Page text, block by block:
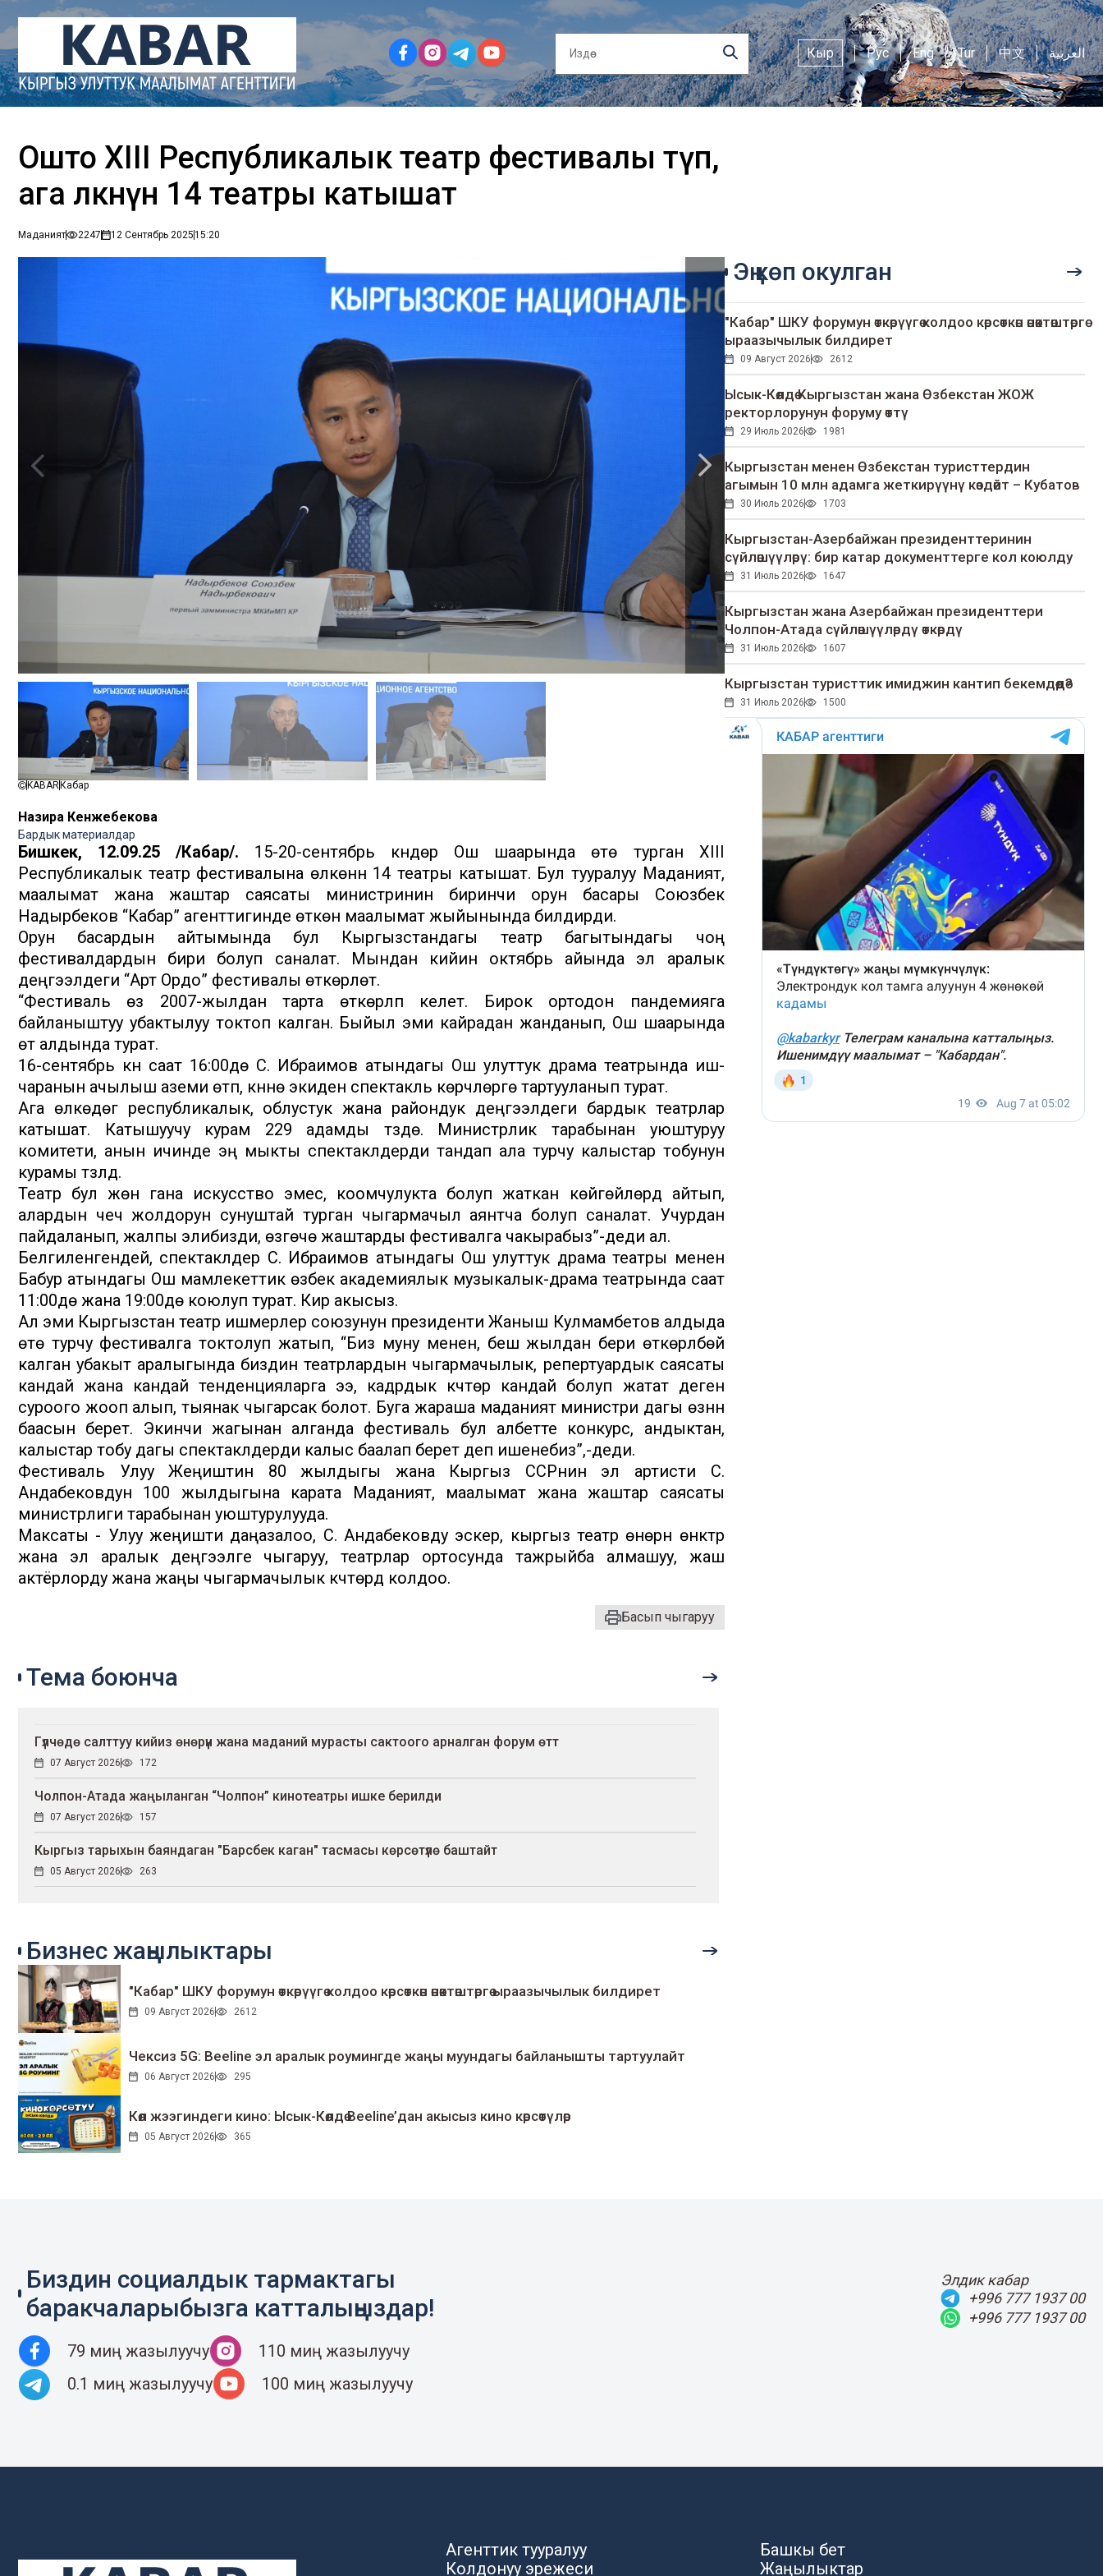
Кыр Рус Eng Tur 中文 العربية
Ошто XIII Республикалык театр фестивалы өтүп,
ага өлкөнүн 14 театры катышат
Маданият 2247 12 Сентябрь 202515:20
KABAR Кабар
Назира Кенжебекова
Бардык материалдар
Бишкек, 12.09.25 /Кабар/. 15-20-сентябрь күндөрү Ош шаарында өтө турган XIII
Республикалык театр фестивалына өлкөнүн 14 театры катышат. Бул тууралуу Маданият,
маалымат жана жаштар саясаты министринин биринчи орун басары Союзбек
Надырбеков “Кабар” агенттигинде өткөн маалымат жыйынында билдирди.
Орун басардын айтымында бул Кыргызстандагы театр багытындагы чоң
фестивалдардын бири болуп саналат. Мындан кийин октябрь айында эл аралык
деңгээлдеги “Арт Ордо” фестивалы өткөрүлөт.
“Фестиваль өзү 2007-жылдан тарта өткөрүлүп келет. Бирок ортодон пандемияга
байланыштуу убактылуу токтоп калган. Быйыл эми кайрадан жанданып, Ош шаарында
өтүү алдында турат.
16-сентябрь күнү саат 16:00дө С. Ибраимов атындагы Ош улуттук драма театрында иш-
чаранын ачылыш аземи өтүп, күнүнө экиден спектакль көрүүчүлөргө тартууланып турат.
Ага өлкөдөгү республикалык, облустук жана райондук деңгээлдеги бардык театрлар
катышат. Катышуучу курам 229 адамды түзүүдө. Министрлик тарабынан уюштуруу
комитети, анын ичинде эң мыкты спектаклдерди тандап ала турчу калыстар тобунун
курамы түзүлдү.
Театр бул жөн гана искусство эмес, коомчулукта болуп жаткан көйгөйлөрдү айтып,
алардын чечүү жолдорун сунуштай турган чыгармачыл аянтча болуп саналат. Учурдан
пайдаланып, жалпы элибизди, өзгөчө жаштарды фестивалга чакырабыз”-деди ал.
Белгиленгендей, спектаклдер С. Ибраимов атындагы Ош улуттук драма театры менен
Бабур атындагы Ош мамлекеттик өзбек академиялык музыкалык-драма театрында саат
11:00дө жана 19:00дө коюлуп турат. Кирүү акысыз.
Ал эми Кыргызстан театр ишмерлер союзунун президенти Жаныш Кулмамбетов алдыда
өтө турчу фестивалга токтолуп жатып, “Биз муну менен, беш жылдан бери өткөрүлбөй
калган убакыт аралыгында биздин театрлардын чыгармачылык, репертуардык саясаты
кандай жана кандай тенденцияларга ээ, кадрдык күчтөрү кандай болуп жатат деген
суроого жооп алып, тыянак чыгарсак болот. Буга жараша маданият министри дагы өзүнүн
баасын берет. Экинчи жагынан алганда фестиваль бул албетте конкурс, андыктан,
калыстар тобу дагы спектаклдерди калыс баалап берет деп ишенебиз”,-деди.
Фестиваль Улуу Жеңиштин 80 жылдыгы жана Кыргыз ССРнин эл артисти С.
Андабековдун 100 жылдыгына карата Маданият, маалымат жана жаштар саясаты
министрлиги тарабынан уюштурулууда.
Максаты - Улуу жеңишти даңазалоо, С. Андабековду эскерүү, кыргыз театр өнөрүн өнүктүрүү
жана эл аралык деңгээлге чыгаруу, театрлар ортосунда тажрыйба алмашуу, жаш
актёрлорду жана жаңы чыгармачылык күчтөрдү колдоо.
Басып чыгаруу
Эң көп окулган
"Кабар" ШКУ форумун өткөрүүгө колдоо көрсөткөн өнөктөштөргө
ыраазычылык билдирет
09 Август 2026 2612
Ысык-Көлдө Кыргызстан жана Өзбекстан ЖОЖ
ректорлорунун форуму өттү
29 Июль 2026 1981
Кыргызстан менен Өзбекстан туристтердин
агымын 10 млн адамга жеткирүүнү көздөйт – Кубатов
30 Июль 2026 1703
Кыргызстан-Азербайжан президенттеринин
сүйлөшүүлөрү: бир катар документтерге кол коюлду
31 Июль 2026 1647
Кыргызстан жана Азербайжан президенттери
Чолпон-Атада сүйлөшүүлөрдү өткөрдү
31 Июль 2026 1607
Кыргызстан туристтик имиджин кантип бекемдөөдө?
31 Июль 2026 1500
Тема боюнча
Гүлчөдө салттуу кийиз өнөрүн жана маданий мурасты сактоого арналган форум өттү
07 Август 2026 172
Чолпон-Атада жаңыланган “Чолпон” кинотеатры ишке берилди
07 Август 2026 157
Кыргыз тарыхын баяндаган "Барсбек каган" тасмасы көрсөтүлө баштайт
05 Август 2026 263
Бизнес жаңылыктары
"Кабар" ШКУ форумун өткөрүүгө колдоо көрсөткөн өнөктөштөргө ыраазычылык билдирет
09 Август 2026 2612
Чексиз 5G: Beeline эл аралык роумингде жаңы муундагы байланышты тартуулайт
06 Август 2026 295
Көл жээгиндеги кино: Ысык-Көлдө Beeline’дан акысыз кино көрсөтүлөр
05 Август 2026 365
Биздин социалдык тармактагы
баракчаларыбызга катталыңыздар!
79 миң жазылуучу
110 миң жазылуучу
0.1 миң жазылуучу
100 миң жазылуучу
Элдик кабар
+996 777 1937 00
+996 777 1937 00
Агенттик тууралуу
Колдонуу эрежеси
Башкы бет
Жаңылыктар